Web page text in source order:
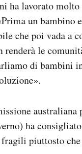
ha lavorato
un bambino
che poi vada
renderà le
di bambini
australiana
ha
piuttosto